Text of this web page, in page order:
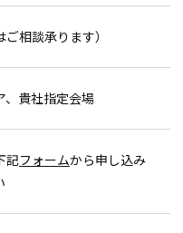
相談承ります）
、貴社指定会場
記フォームから申し込み